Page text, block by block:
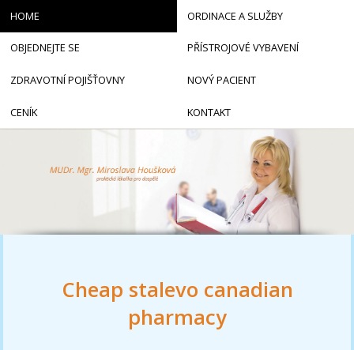
Cheap stalevo canadian
pharmacy
HOME ORDINACE A SLUŽBY
OBJEDNEJTE SE PŘÍSTROJOVÉ VYBAVENÍ
ZDRAVOTNÍ POJIŠŤOVNY NOVÝ PACIENT
CENÍK KONTAKT